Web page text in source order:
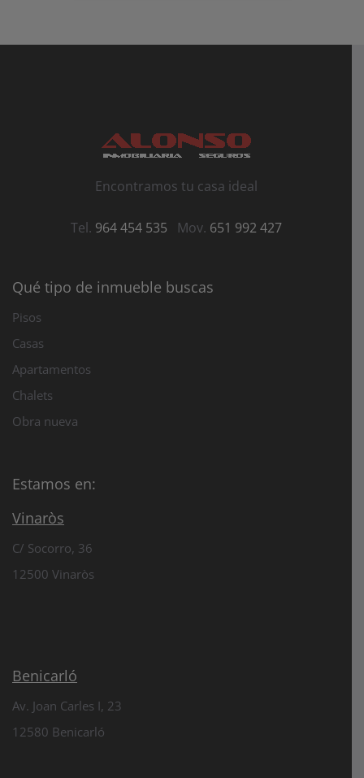
Encontramos tu casa ideal
Tel. 964 454 535 Mov. 651 992 427
Qué tipo de inmueble buscas
Pisos
Casas
Apartamentos
Chalets
Obra nueva
Estamos en:
Vinaròs
C/ Socorro, 36
12500 Vinaròs
Benicarló
Av. Joan Carles I, 23
12580 Benicarló